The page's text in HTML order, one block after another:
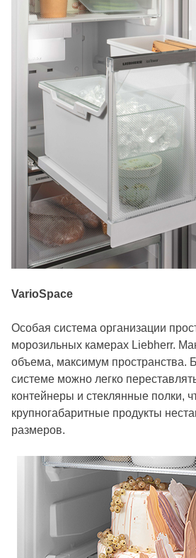
VarioSpace
Особая система организации
морозильных камерах Liebherr.
объема, максимум пространства.
системе можно легко
контейнеры и стеклянные полки,
крупногабаритные продукты
размеров.